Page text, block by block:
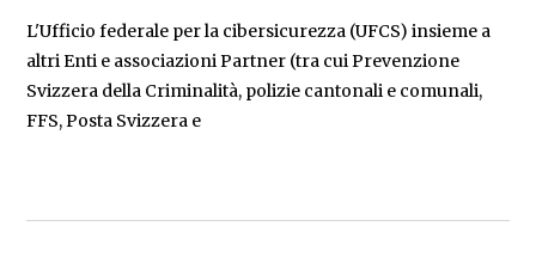
L'Ufficio federale per la cibersicurezza (UFCS) insieme a
altri Enti e associazioni Partner (tra cui Prevenzione
Svizzera della Criminalità, polizie cantonali e comunali,
FFS, Posta Svizzera e